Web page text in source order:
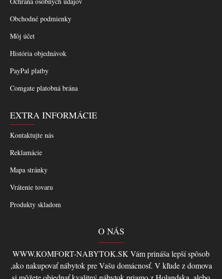
Obchodné podmienky
Môj účet
História objednávok
PayPal platby
Comgate platobná brána
EXTRA INFORMÁCIE
Kontaktujte nás
Reklamácie
Mapa stránky
Vrátenie tovaru
Produkty skladom
O NÁS
WWW.KOMFORT-NABYTOK.SK Vám prináša lepší spôsob
,ako nakupovať nábytok pre Vašu domácnosť. V kľude z domova